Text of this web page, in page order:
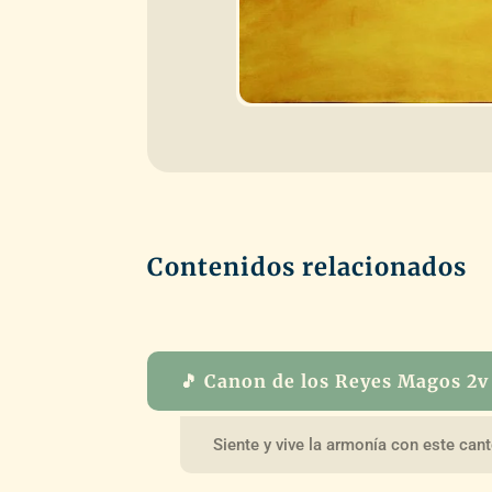
Contenidos relacionados
🎵 Canon de los Reyes Magos 2v
Siente y vive la armonía con este